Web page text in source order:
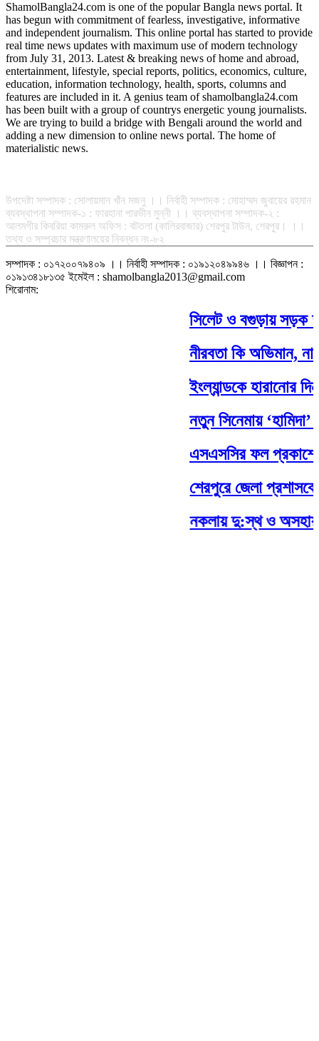
ShamolBangla24.com is one of the popular Bangla news portal. It
has begun with commitment of fearless, investigative, informative
and independent journalism. This online portal has started to provide
real time news updates with maximum use of modern technology
from July 31, 2013. Latest & breaking news of home and abroad,
entertainment, lifestyle, special reports, politics, economics, culture,
education, information technology, health, sports, columns and
features are included in it. A genius team of shamolbangla24.com
has been built with a group of countrys energetic young journalists.
We are trying to build a bridge with Bengali around the world and
adding a new dimension to online news portal. The home of
materialistic news.
উপদেষ্টা সম্পাদক : সোলায়মান খাঁন মজনু ।। নির্বাহী সম্পাদক : মোহাম্মদ জুবায়ের রহমান
ব্যবস্থাপনা সম্পাদক-১ : ফারহানা পারভীন মুন্নী ।। ব্যবস্থাপনা সম্পাদক-২ :
আলমগীর কিবরিয়া কামরুল অফিস : বটতলা (কালিরবাজার) শেরপুর টাউন, শেরপুর। ।।
তথ্য ও সম্প্রচার মন্ত্রণালয়ের নিবন্ধন নং-৮২
সম্পাদক : ০১৭২০০৭৯৪০৯ ।। নির্বাহী সম্পাদক : ০১৯১২০৪৯৯৪৬ ।। বিজ্ঞাপন :
০১৯১৩৪১৮১৩৫ ইমেইল : shamolbangla2013@gmail.com
শিরোনাম:
সিলেট ও বগুড়ায় সড়ক
নীরবতা কি অভিমান,
ইংল্যান্ডকে হারানোর
নতুন সিনেমায় ‘হামিদা’
এসএসসির ফল প্রকাশের
শেরপুরে জেলা
নকলায় দু:স্থ ও অসহায়